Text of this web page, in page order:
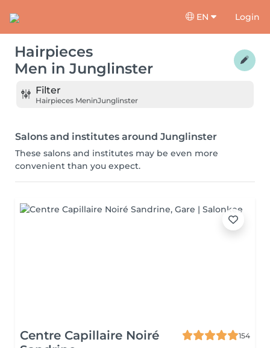
EN Login
Hairpieces
Men in Junglinster
Filter
Hairpieces MeninJunglinster
Salons and institutes around Junglinster
These salons and institutes may be even more
convenient than you expect.
Centre Capillaire Noiré
154